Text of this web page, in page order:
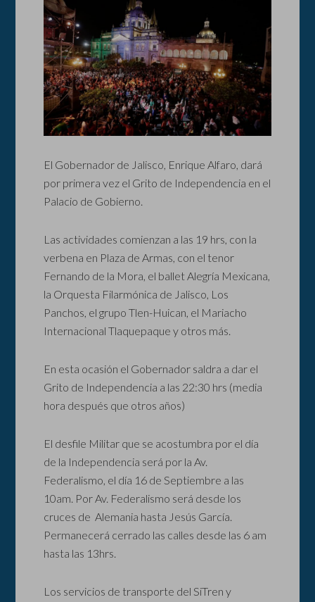
El Gobernador de Jalisco, Enrique Alfaro, dará
por primera vez el Grito de Independencia en el
Palacio de Gobierno.
Las actividades comienzan a las 19 hrs, con la
verbena en Plaza de Armas, con el tenor
Fernando de la Mora, el ballet Alegría Mexicana,
la Orquesta Filarmónica de Jalisco, Los
Panchos, el grupo Tlen-Huican, el Mariacho
Internacional Tlaquepaque y otros más.
En esta ocasión el Gobernador saldra a dar el
Grito de Independencia a las 22:30 hrs (media
hora después que otros años)
El desfile Militar que se acostumbra por el día
de la Independencia será por la Av.
Federalismo, el día 16 de Septiembre a las
10am. Por Av. Federalismo será desde los
cruces de Alemania hasta Jesús García.
Permanecerá cerrado las calles desde las 6 am
hasta las 13hrs.
Los servicios de transporte del SiTren y